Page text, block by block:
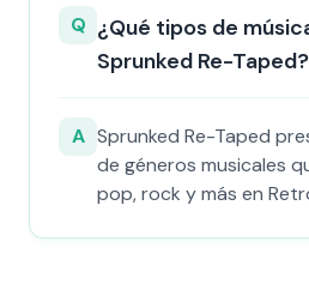
Q ¿Qué tipos de
Sprunked Re-Taped?
A Sprunked Re-Taped
de géneros musicales
pop, rock y más en